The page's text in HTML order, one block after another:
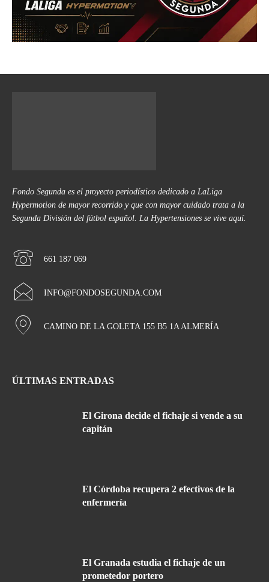
Fondo Segunda es el proyecto periodístico dedicado a LaLiga
Hypermotion de mayor recorrido y que con mayor cuidado trata a la
Segunda División del fútbol español. La Hypertensiones se vive aquí.
661 187 069
INFO@FONDOSEGUNDA.COM
CAMINO DE LA GOLETA 155 B5 1A ALMERÍA
ÚLTIMAS ENTRADAS
El Girona decide el fichaje si vende a su
capitán
El Córdoba recupera 2 efectivos de la
enfermería
El Granada estudia el fichaje de un
prometedor portero